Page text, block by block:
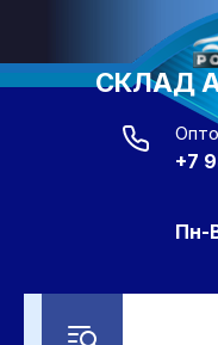
СКЛАД
+7
Пн-